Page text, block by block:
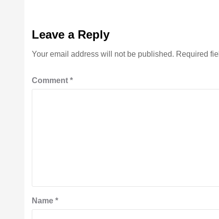
Leave a Reply
Your email address will not be published. Required
Comment*
Name*